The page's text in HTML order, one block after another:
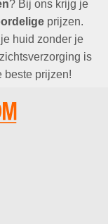
? Bij ons krijg je
prijzen.
huid zonder je
is
beste prijzen!